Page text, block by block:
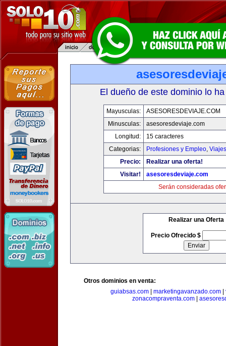
El dueño de este dominio lo
Mayusculas:
ASESORESDEVIAJE.COM
Minusculas:
asesoresdeviaje.com
Longitud:
15 caracteres
Categorias:
Profesiones y Empleo,
Precio:
Realizar una oferta!
Visitar!
asesoresdeviaje.com
Serán consideradas
Realizar una Oferta
Precio Ofrecido $
Otros dominios en venta:
guiabsas.com
marketingavanzado.com
zonacompraventa.com|